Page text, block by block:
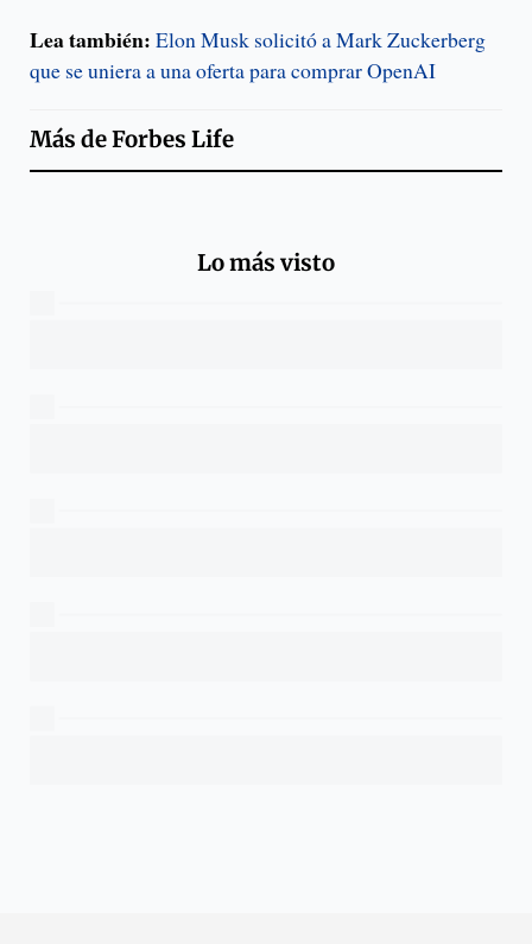
Lea también: Elon Musk solicitó a Mark Zuckerberg
que se uniera a una oferta para comprar OpenAI
Más deForbes Life
Lo más visto